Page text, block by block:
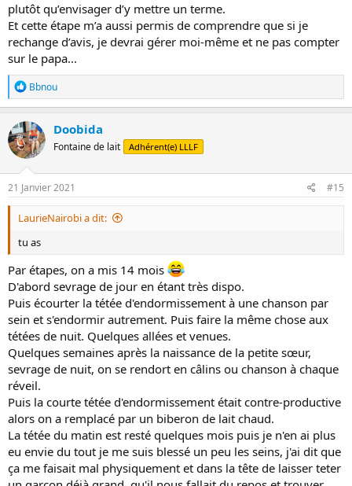
plutôt qu’envisager d’y mettre un terme.
Et cette étape m’a aussi permis de comprendre que si je
rechange d’avis, je devrai gérer moi-même et ne pas compter
sur le papa...
R
é
a
c
t
i
o
n
s
Bbnou
Doobida
Fontaine de lait Adhérent(e) LLLF
21 Janvier 2021 #15
LaurieNairobi a dit:
tu as
Par étapes, on a mis 14 mois
D'abord sevrage de jour en étant très dispo.
Puis écourter la tétée d'endormissement à une chanson par
sein et s'endormir autrement. Puis faire la même chose aux
tétées de nuit. Quelques allées et venues.
Quelques semaines après la naissance de la petite sœur,
sevrage de nuit, on se rendort en câlins ou chanson à chaque
réveil.
Puis la courte tétée d'endormissement était contre-productive
alors on a remplacé par un biberon de lait chaud.
La tétée du matin est resté quelques mois puis je n'en ai plus
eu envie du tout je me suis blessé un peu les seins, j'ai dit que
ça me faisait mal physiquement et dans la tête de laisser teter